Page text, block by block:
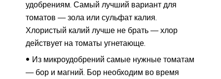
удобрениям. Самый лучший вариант для
томатов — зола или сульфат калия.
Хлористый калий лучше не брать — хлор
действует на томаты угнетающе.
Из микроудобрений самые нужные томатам
— бор и магний. Бор необходим во время